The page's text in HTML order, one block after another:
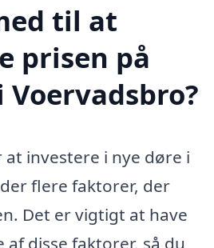
til at
prisen på
Voervadsbro?
investere i nye døre i
flere faktorer, der
Det er vigtigt at have
af disse faktorer, så du